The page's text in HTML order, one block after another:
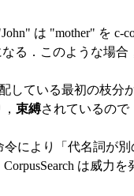
は "mother" を c-
る．このような場
ている最初の枝分
束縛されているので
により「代名詞が
は威力を